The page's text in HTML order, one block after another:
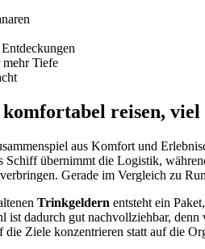
mehr Tiefe
reisen, viel
aus Komfort und
übernimmt die Logistik,
Gerade im Vergleich zu
Trinkgeldern entsteht ein
dadurch gut nachvollziehbar,
Ziele konzentrieren statt auf die